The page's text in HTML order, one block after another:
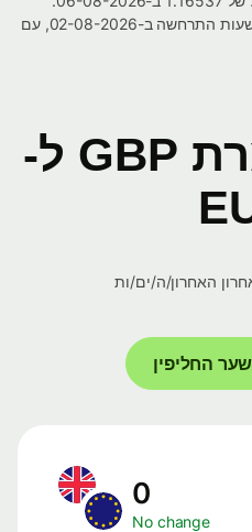
תנועת המחיר הגדולה ביותר ב-24 שעות התרחשה ב-02-08-2026, עם
תרשים המרת GBP ל-
החליפין
0
No change